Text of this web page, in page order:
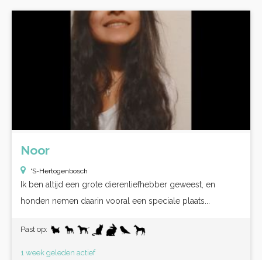
Noor
'S-Hertogenbosch
Ik ben altijd een grote dierenliefhebber geweest, en
honden nemen daarin vooral een speciale plaats...
Past op:
1 week geleden actief